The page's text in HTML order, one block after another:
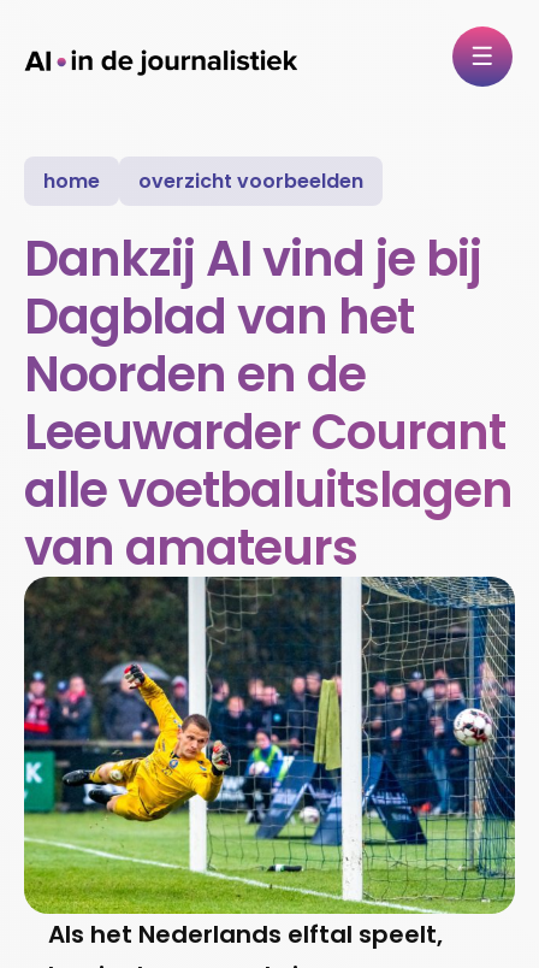
home overzicht voorbeelden
Dankzij AI vind je bij
Dagblad van het
Noorden en de
Leeuwarder Courant
alle voetbaluitslagen
van amateurs
Als het Nederlands elftal speelt,